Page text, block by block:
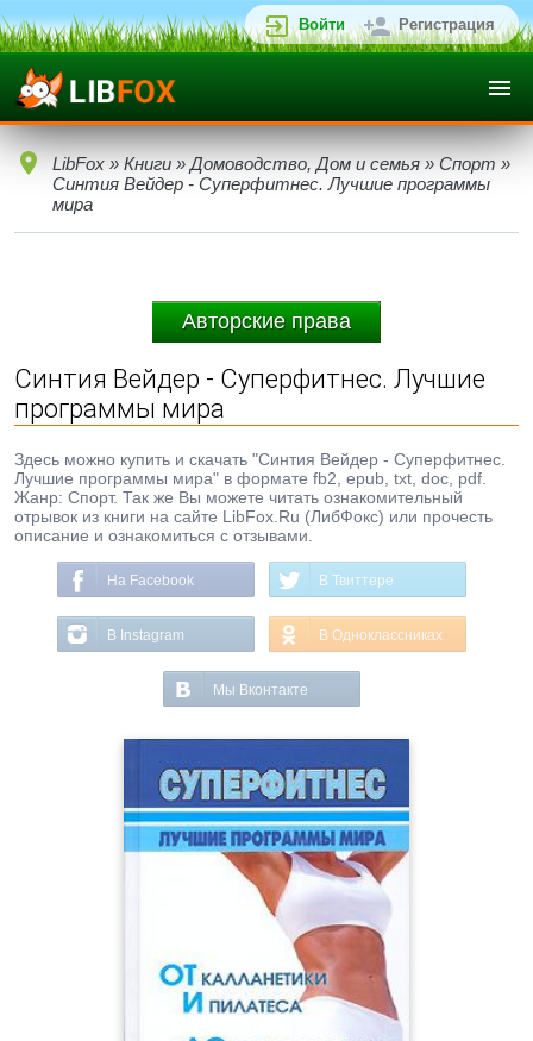
Войти Регистрация
LibFox » Книги » Домоводство, Дом и семья » Спорт »
Синтия Вейдер - Суперфитнес. Лучшие программы
мира
Авторские права
Синтия Вейдер - Суперфитнес. Лучшие
программы мира
Здесь можно купить и скачать "Синтия Вейдер - Суперфитнес.
Лучшие программы мира" в формате fb2, epub, txt, doc, pdf.
Жанр: Спорт. Так же Вы можете читать ознакомительный
отрывок из книги на сайте LibFox.Ru (ЛибФокс) или прочесть
описание и ознакомиться с отзывами.
На Facebook В Твиттере
В Instagram В Одноклассниках
Мы Вконтакте